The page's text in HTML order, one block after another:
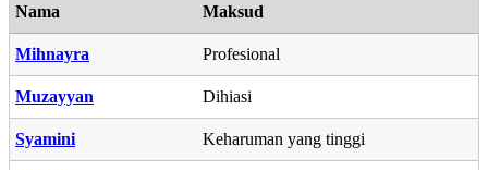
Nama Maksud
Mihnayra Profesional
Muzayyan Dihiasi
Syamini Keharuman yang tinggi